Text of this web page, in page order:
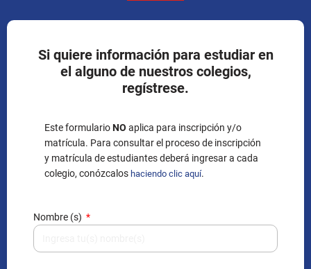
Si quiere información para estudiar en
el alguno de nuestros colegios,
regístrese.
Este formularioNO aplica para inscripción y/o
matrícula. Para consultar el proceso de inscripción
y matrícula de estudiantes deberá ingresar a cada
colegio, conózcalos haciendo clic aquí.
Nombre (s)